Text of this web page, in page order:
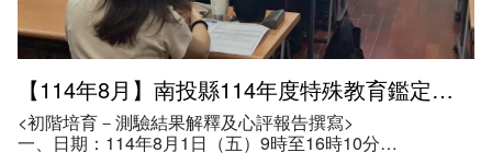
【114年8月】南投縣114年度特殊教育鑑定評估人員系列研習
<初階培育－測驗結果解釋及心評報告撰寫>
一、日期：114年8月1日（五）9時至16時10分